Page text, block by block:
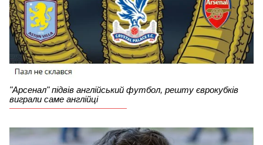
"Арсенал" підвів англійський футбол, решту єврокубків
виграли саме англійці